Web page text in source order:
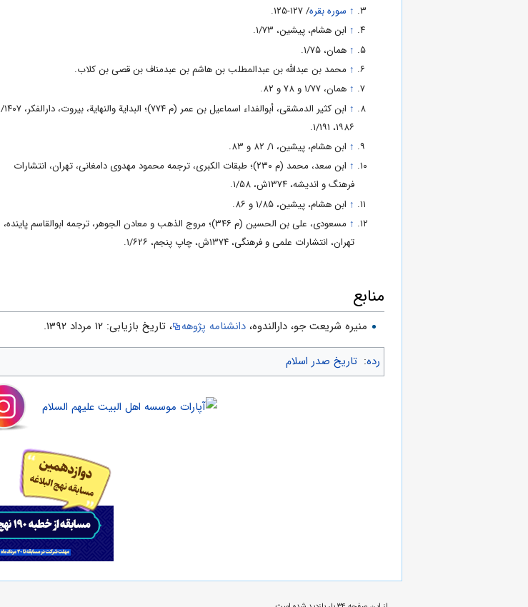
↑ سوره بقره/ ۱۲۷-۱۲۵.
↑ ابن هشام، پیشین، ۱/۷۳.
↑ همان، ۱/۷۵.
↑ محمد بن عبدالله بن عبدالمطلب بن هاشم بن عبدمناف بن قصی بن کلاب.
↑ همان، ۱/۷۷ و ۷۸ و ۸۲.
↑
ابن کثیر الدمشقی، أبوالفداء اسماعیل بن عمر (م ۷۷۴)؛ البدایة والنهایة، بیروت، دارالفکر، ۱۴۰۷/
۱۹۸۶، ۱/۱۹۱.
↑ ابن هشام، پیشین، ۱/ ۸۲ و ۸۳.
↑
ابن سعد، محمد (م ۲۳۰)؛ طبقات الکبری، ترجمه محمود مهدوی دامغانی، تهران، انتشارات
فرهنگ و اندیشه، ۱۳۷۴ش، ۱/۵۸.
↑ ابن هشام، پیشین، ۱/۸۵ و ۸۶.
↑
مسعودی، علی بن الحسین (م ۳۴۶)؛ مروج الذهب و معادن الجوهر، ترجمه ابوالقاسم پاینده،
تهران، انتشارات علمی و فرهنگی، ۱۳۷۴ش‌، چاپ پنجم، ۱/۶۲۶.
منابع
منیره شریعت جو، دارالندوه، دانشنامه پژوهه ، تاریخ بازیابی: ۱۲ مرداد ۱۳۹۲.
رده: تاریخ صدر اسلام